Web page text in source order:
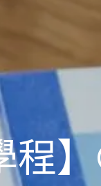
程